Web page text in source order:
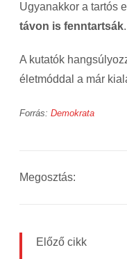
Ugyanakkor a tartós
távon is fenntartsák
A kutatók
életmóddal a már
Forrás: Demokrata
Megosztás:
Előző cikk